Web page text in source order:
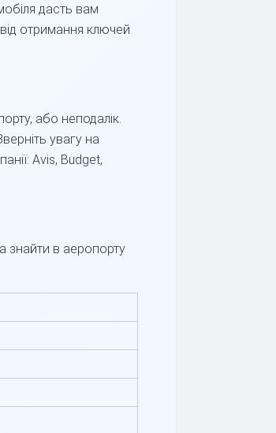
дасть вам
отримання ключей
або неподалік.
увагу на
Avis, Budget,
знайти в аеропорту